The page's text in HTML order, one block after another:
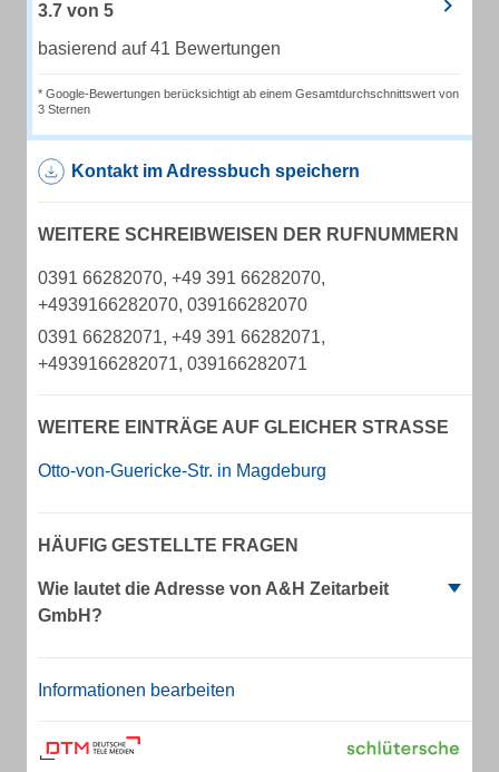
3.7 von 5
basierend auf 41 Bewertungen
* Google-Bewertungen berücksichtigt ab einem Gesamtdurchschnittswert von
3 Sternen
Kontakt im Adressbuch speichern
WEITERE SCHREIBWEISEN DER RUFNUMMERN
0391 66282070, +49 391 66282070,
+4939166282070, 039166282070
0391 66282071, +49 391 66282071,
+4939166282071, 039166282071
WEITERE EINTRÄGE AUF GLEICHER STRASSE
Otto-von-Guericke-Str. in Magdeburg
HÄUFIG GESTELLTE FRAGEN
Wie lautet die Adresse von A&H Zeitarbeit
GmbH?
Informationen bearbeiten